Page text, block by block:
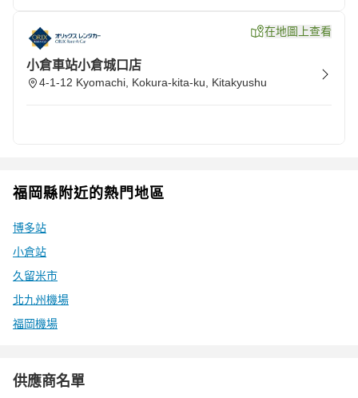
在地圖上查看
小倉車站小倉城口店
4-1-12 Kyomachi, Kokura-kita-ku, Kitakyushu
福岡縣附近的熱門地區
博多站
小倉站
久留米市
北九州機場
福岡機場
供應商名單